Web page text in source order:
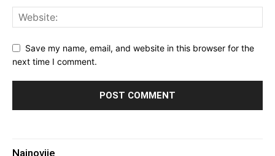
Save my name, email, and website in this browser for the
next time I comment.
Najnovije